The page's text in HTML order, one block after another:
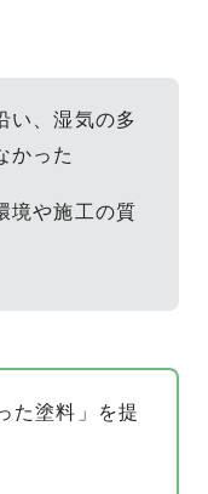
い、湿気の多
かった
境や施工の質
た塗料」を提